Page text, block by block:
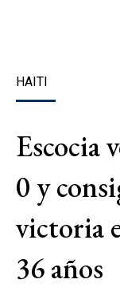
HAITI
Escocia
0 y
victoria
36 años